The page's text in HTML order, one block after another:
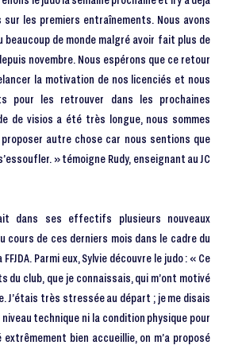
sur les premiers entraînements. Nous avons
beaucoup de monde malgré avoir fait plus de
novembre. Nous espérons que ce retour
la motivation de nos licenciés et nous
pour les retrouver dans les prochaines
de visios a été très longue, nous sommes
proposer autre chose car nous sentions que
» témoigne Rudy, enseignant au JC
dans ses effectifs plusieurs nouveaux
cours de ces derniers mois dans le cadre du
Parmi eux, Sylvie découvre le judo : « Ce
du club, que je connaissais, qui m’ont motivé
J’étais très stressée au départ ; je me disais
niveau technique ni la condition physique pour
extrêmement bien accueillie, on m’a proposé